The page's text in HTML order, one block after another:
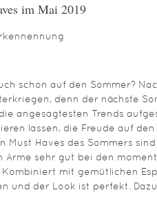
im Mai 2019
schon auf den Sommer?
denn der nächste
angesagtesten Trends
lassen, die Freude auf
Must Haves des Sommers
Arme sehr gut bei den
mit gemütlichen
und der Look ist perfekt.